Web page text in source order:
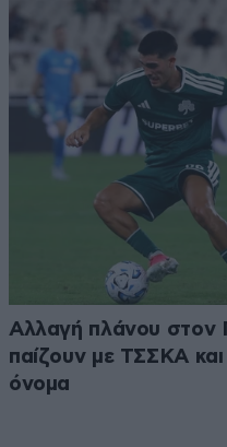
Αλλαγή πλάνου στον
παίζουν με ΤΣΣΚΑ
όνομα